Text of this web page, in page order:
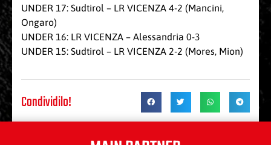
UNDER 17: Sudtirol – LR VICENZA 4-2 (Mancini,
Ongaro)
UNDER 16: LR VICENZA – Alessandria 0-3
UNDER 15: Sudtirol – LR VICENZA 2-2 (Mores, Mion)
Condividilo!